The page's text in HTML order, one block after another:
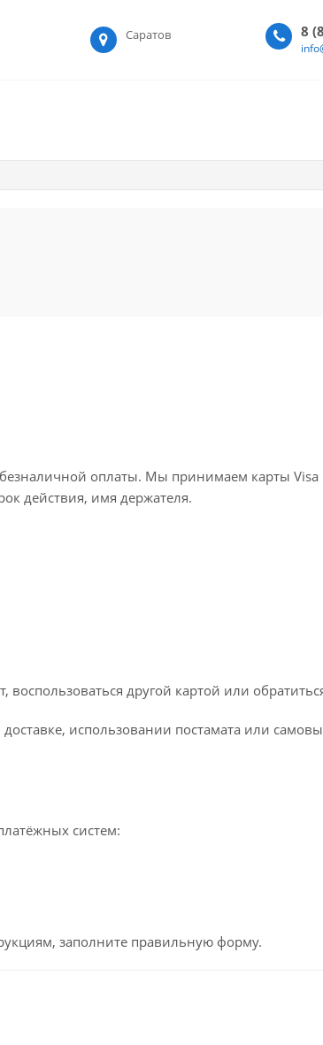
Саратов 8
оплаты. Мы принимаем карты Visa
действия, имя держателя.
другой картой или
использовании постамата или
систем:
заполните правильную форму.